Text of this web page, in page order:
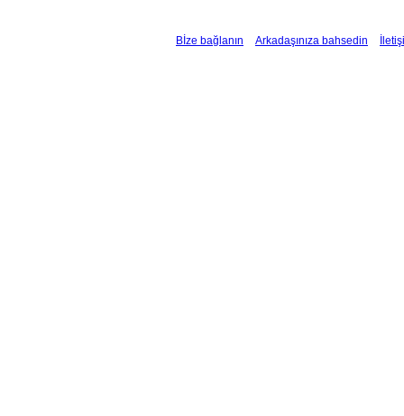
Bİze bağlanın Arkadaşınıza bahsedin